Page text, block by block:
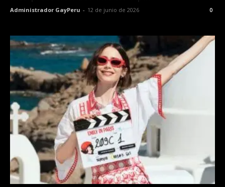
Administrador GayPeru - 12 de junio de 2026 0